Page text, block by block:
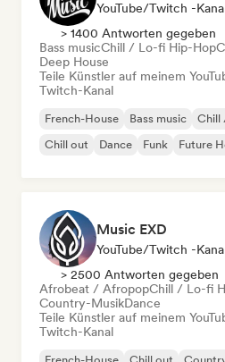
YouTube/Twitch -
> 1400 Antworten gegeben
Bass musicChill / Lo-fi Hip-Hop
Deep House
Teile Künstler auf meinem
Twitch-Kanal
French-House Bass music
Chill
Chill out
Dance Funk Future
Music EXD
YouTube/Twitch -
> 2500 Antworten gegeben
Afrobeat / AfropopChill / Lo-fi
Country-MusikDance
Teile Künstler auf meinem
Twitch-Kanal